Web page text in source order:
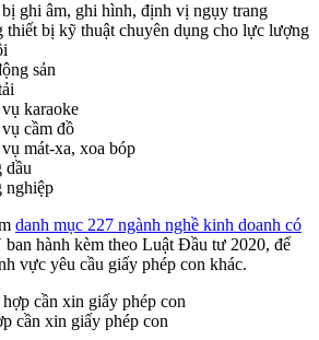
ghi âm, ghi hình, định vị ngụy trang
thiết bị kỹ thuật chuyên dụng cho lực lượng
sản
karaoke
cầm đồ
mát-xa, xoa bóp
dầu
nghiệp
danh mục 227 ngành nghề kinh doanh có
hành kèm theo Luật Đầu tư 2020, để
vực yêu cầu giấy phép con khác.
cần xin giấy phép con